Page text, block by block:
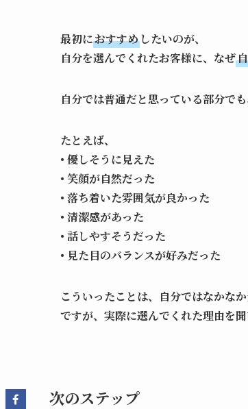
最初におすすめ したいのが、
自分を選んでくれたお客様に、なぜ
自分では普通だと思っている部分で
たとえば、
• 優しそうに見えた
• 笑顔が自然だった
• 落ち着いた雰囲気が良かった
• 清潔感があった
• 話しやすそうだった
• 見た目のバランスが好みだった
こういったことは、自分ではなかなか
ですが、実際に選んでくれた理由を
次のステップ